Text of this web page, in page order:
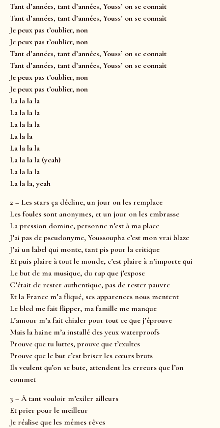
Tant d’années, tant d’années, Youss’ on se connaît
Tant d’années, tant d’années, Youss’ on se connaît
Je peux pas t’oublier, non
Je peux pas t’oublier, non
Tant d’années, tant d’années, Youss’ on se connaît
Tant d’années, tant d’années, Youss’ on se connaît
Je peux pas t’oublier, non
Je peux pas t’oublier, non
La la la la
La la la la
La la la la
La la la
La la la la
La la la la (yeah)
La la la la
La la la, yeah
2 – Les stars ça décline, un jour on les remplace
Les foules sont anonymes, et un jour on les embrasse
La pression domine, personne n’est à ma place
J’ai pas de pseudonyme, Youssoupha c’est mon vrai blaze
J’ai un label qui monte, tant pis pour la critique
Et puis plaire à tout le monde, c’est plaire à n’importe qui
Le but de ma musique, du rap que j’expose
C’était de rester authentique, pas de rester pauvre
Et la France m’a fliqué, ses apparences nous mentent
Le bled me fait flipper, ma famille me manque
L’amour m’a fait chialer pour tout ce que j’éprouve
Mais la haine m’a installé des yeux waterproofs
Prouve que tu luttes, prouve que t’exultes
Prouve que le but c’est briser les cœurs bruts
Ils veulent qu’on se bute, attendent les erreurs que l’on
commet
3 – À tant vouloir m’exiler ailleurs
Et prier pour le meilleur
Je réalise que les mêmes rêves